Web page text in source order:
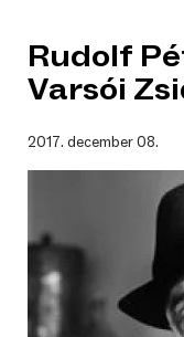
Rudolf
Varsói
2017. december 08.